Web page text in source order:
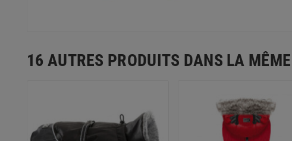
16 AUTRES PRODUITS DANS LA